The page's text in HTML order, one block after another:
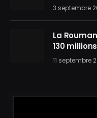
3 septembre
La
130
11 septembre